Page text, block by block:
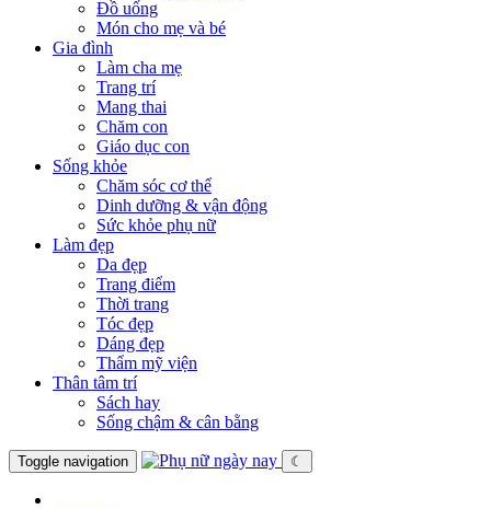
Đồ uống
Món cho mẹ và bé
Gia đình
Làm cha mẹ
Trang trí
Mang thai
Chăm con
Giáo dục con
Sống khỏe
Chăm sóc cơ thể
Dinh dưỡng & vận động
Sức khỏe phụ nữ
Làm đẹp
Da đẹp
Trang điểm
Thời trang
Tóc đẹp
Dáng đẹp
Thẩm mỹ viện
Thân tâm trí
Sách hay
Sống chậm & cân bằng
Toggle navigation ☾